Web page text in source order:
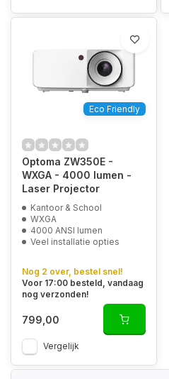
Eco Friendly
Optoma ZW350E -
WXGA - 4000 lumen -
Laser Projector
Kantoor & School
WXGA
4000 ANSI lumen
Veel installatie opties
Nog 2 over, bestel snel!
Voor 17:00 besteld, vandaag
nog verzonden!
799,00
Vergelijk